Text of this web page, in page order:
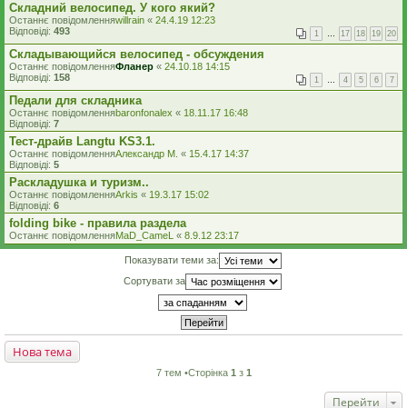
Складний велосипед. У кого який?
Останнє повідомленняwillrain « 24.4.19 12:23
Відповіді: 493 1 … 17 18 19 20
Складывающийся велосипед - обсуждения
Останнє повідомленняФланер « 24.10.18 14:15
Відповіді: 158 1 … 4 5 6 7
Педали для складника
Останнє повідомленняbaronfonalex « 18.11.17 16:48
Відповіді: 7
Тест-драйв Langtu KS3.1.
Останнє повідомленняАлександр М. « 15.4.17 14:37
Відповіді: 5
Раскладушка и туризм..
Останнє повідомленняArkis « 19.3.17 15:02
Відповіді: 6
folding bike - правила раздела
Останнє повідомленняMaD_CameL « 8.9.12 23:17
Показувати теми за:
Сортувати за
Нова тема
7 тем •Сторінка 1 з 1
Перейти